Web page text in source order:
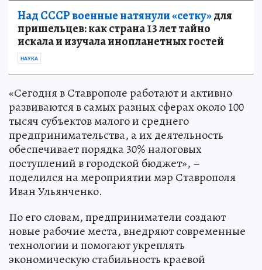
Над СССР военные натянули «сетку»для
пришельцев: как страна 13 лет тайно
искала и изучала инопланетных гостей
НАУКА
«Сегодня в Ставрополе работают и активно
развиваются в самых разных сферах около 100
тысяч субъектов малого и среднего
предпринимательства, а их деятельность
обеспечивает порядка 30% налоговых
поступлений в городской бюджет», –
поделился на мероприятии мэр Ставрополя
Иван Ульянченко.
По его словам, предприниматели создают
новые рабочие места, внедряют современные
технологии и помогают укреплять
экономическую стабильность краевой